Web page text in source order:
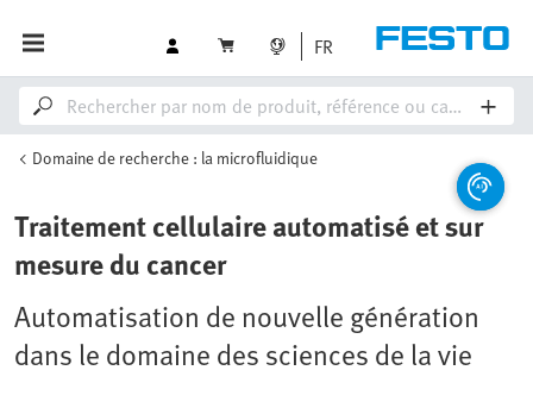
FR
Domaine de recherche : la microfluidique
Traitement cellulaire automatisé et sur
mesure du cancer
Automatisation de nouvelle génération
dans le domaine des sciences de la vie